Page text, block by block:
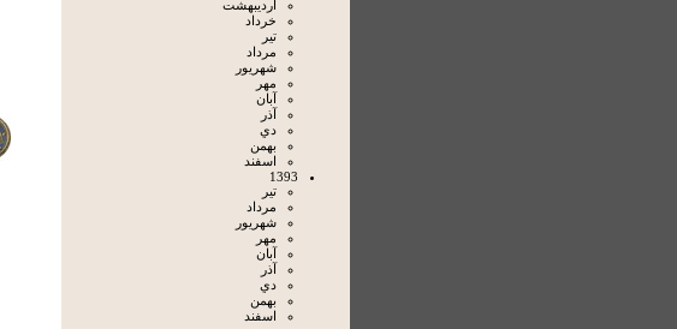
ارديبهشت
خرداد
تير
مرداد
شهريور
مهر
آبان
آذر
دي
بهمن
اسفند
1393
تير
مرداد
شهريور
مهر
آبان
آذر
دي
بهمن
اسفند